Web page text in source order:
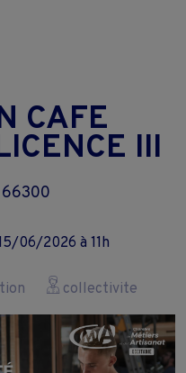
CAFE
III
06/2026 à 11h
collectivite